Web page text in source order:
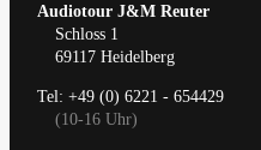
Audiotour J&M Reuter
Schloss 1
69117 Heidelberg
Tel: +49 (0) 6221 - 654429
(10-16 Uhr)